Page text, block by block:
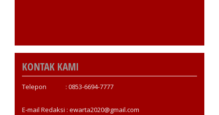
KONTAK KAMI
Telepon : 0853-6694-7777
E-mail Redaksi : ewarta2020@gmail.com